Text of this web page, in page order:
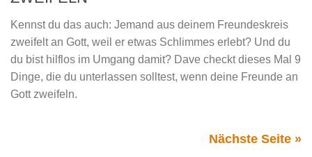
Kennst du das auch: Jemand aus deinem Freundeskreis
zweifelt an Gott, weil er etwas Schlimmes erlebt? Und du
du bist hilflos im Umgang damit? Dave checkt dieses Mal 9
Dinge, die du unterlassen solltest, wenn deine Freunde an
Gott zweifeln.
Nächste Seite »